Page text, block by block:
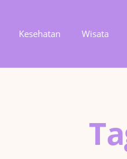
Kesehatan Wisata